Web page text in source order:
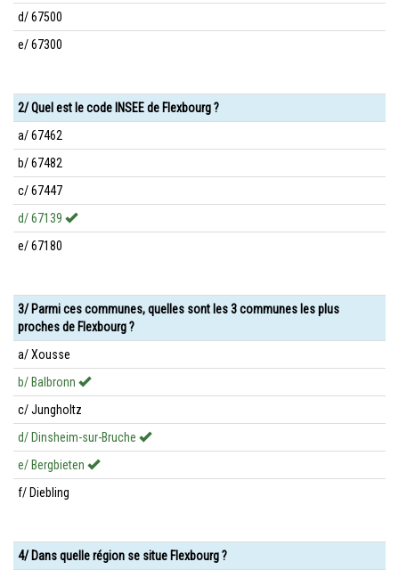
d/ 67500
e/ 67300
2/ Quel est le code INSEE de Flexbourg ?
a/ 67462
b/ 67482
c/ 67447
d/ 67139
e/ 67180
3/ Parmi ces communes, quelles sont les 3 communes les plus
proches de Flexbourg ?
a/ Xousse
b/ Balbronn
c/ Jungholtz
d/ Dinsheim-sur-Bruche
e/ Bergbieten
f/ Diebling
4/ Dans quelle région se situe Flexbourg ?